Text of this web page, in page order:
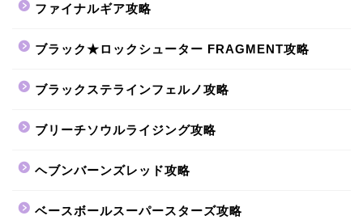
ファイナルギア攻略
ブラック★ロックシューター FRAGMENT攻略
ブラックステラインフェルノ攻略
ブリーチソウルライジング攻略
ヘブンバーンズレッド攻略
ベースボールスーパースターズ攻略